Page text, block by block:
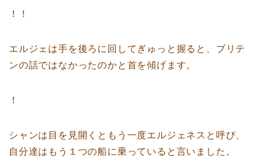
！！
エルジェは手を後ろに回してぎゅっと握ると、ブリテ
ンの話ではなかったのかと首を傾げます。
！
シャンは目を見開くともう一度エルジェネスと呼び、
自分達はもう１つの船に乗っていると言いました。